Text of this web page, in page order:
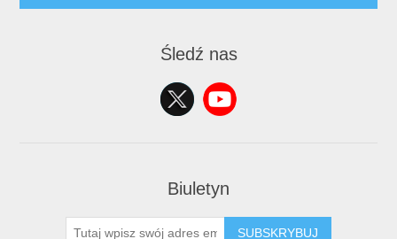
Śledź nas
Biuletyn
SUBSKRYBUJ